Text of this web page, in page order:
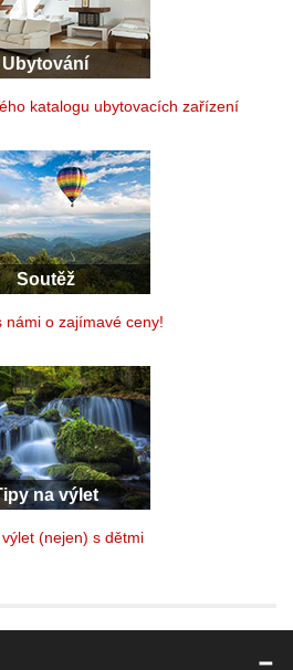
Ubytování
katalogu ubytovacích zařízení
Soutěž
námi o zajímavé ceny!
na výlet
(nejen) s dětmi